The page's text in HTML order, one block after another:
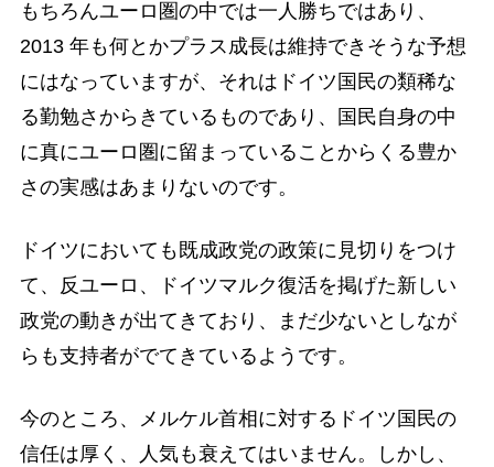
もちろんユーロ圏の中では一人勝ちではあり、
2013 年も何とかプラス成長は維持できそうな予想
にはなっていますが、それはドイツ国民の類稀な
る勤勉さからきているものであり、国民自身の中
に真にユーロ圏に留まっていることからくる豊か
さの実感はあまりないのです。
ドイツにおいても既成政党の政策に見切りをつけ
て、反ユーロ、ドイツマルク復活を掲げた新しい
政党の動きが出てきており、まだ少ないとしなが
らも支持者がでてきているようです。
今のところ、メルケル首相に対するドイツ国民の
信任は厚く、人気も衰えてはいません。しかし、